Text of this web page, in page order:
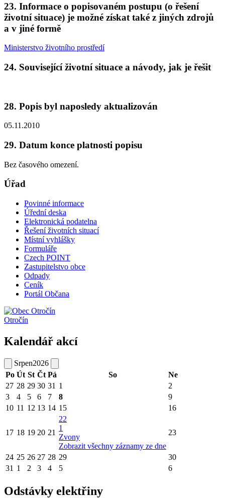
23. Informace o popisovaném postupu (o řešení
životní situace) je možné získat také z jiných zdrojů
a v jiné formě
Ministerstvo životního prostředí
24. Související životní situace a návody, jak je řešit
28. Popis byl naposledy aktualizován
05.11.2010
29. Datum konce platnosti popisu
Bez časového omezení.
Úřad
Povinné informace
Úřední deska
Elektronická podatelna
Řešení životních situací
Místní vyhlášky
Formuláře
Czech POINT
Zastupitelstvo obce
Odpady
Ceník
Portál Občana
Otročín
Kalendář akcí
Srpen2026
Po Út St Čt Pá So
Ne
27 28 29 30 31 1
2
3
4 5 6 7 8
9
10 11 12 13 14 15 16
17 18 19 20 21
22
1
Zvony
Zobrazit všechny záznamy ze dne
23
24 25 26 27 28 29
30
31 1 2 3 4 5 6
Odstávky elektřiny